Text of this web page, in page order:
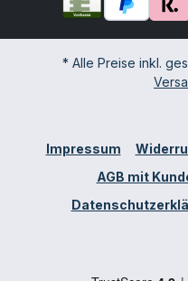
* Alle Preise inkl.
Impressum
AGB mit